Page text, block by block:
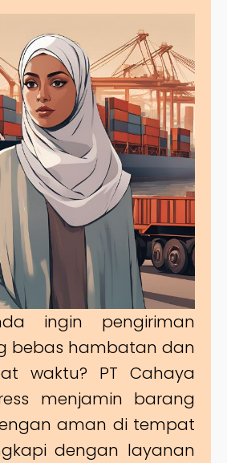
ingin pengiriman
bebas hambatan dan
waktu? PT Cahaya
menjamin barang
aman di tempat
dengan layanan